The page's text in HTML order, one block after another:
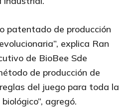
patentado de producción
explica Ran
de BioBee Sde
de producción de
del juego para toda la
agregó.